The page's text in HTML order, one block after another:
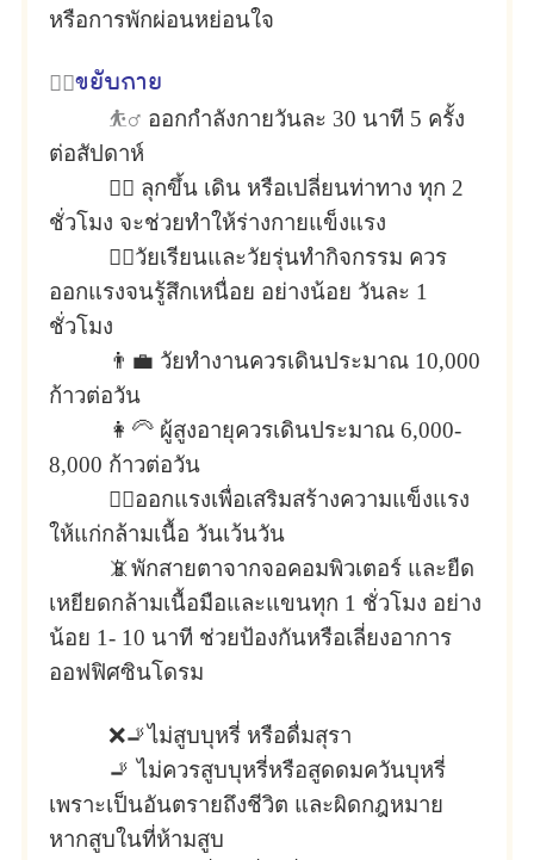
หรือการพักผ่อนหย่อนใจ
🏃‍♀️ขยับกาย
⛹️‍♂️ ออกกำลังกายวันละ 30 นาที 5 ครั้ง
ต่อสัปดาห์
🚶‍♂️ ลุกขึ้น เดิน หรือเปลี่ยนท่าทาง ทุก 2
ชั่วโมง จะช่วยทำให้ร่างกายแข็งแรง
🦸‍♂️วัยเรียนและวัยรุ่นทำกิจกรรม ควร
ออกแรงจนรู้สึกเหนื่อย อย่างน้อย วันละ 1
ชั่วโมง
👨‍💼 วัยทำงานควรเดินประมาณ 10,000
ก้าวต่อวัน
👩‍🦳 ผู้สูงอายุควรเดินประมาณ 6,000-
8,000 ก้าวต่อวัน
🏋️‍♀️ออกแรงเพื่อเสริมสร้างความแข็งแรง
ให้แก่กล้ามเนื้อ วันเว้นวัน
📵พักสายตาจากจอคอมพิวเตอร์ และยืด
เหยียดกล้ามเนื้อมือและแขนทุก 1 ชั่วโมง อย่าง
น้อย 1- 10 นาที ช่วยป้องกันหรือเลี่ยงอาการ
ออฟฟิศซินโดรม
❌🚬ไม่สูบบุหรี่ หรือดื่มสุรา
🚬 ไม่ควรสูบบุหรี่หรือสูดดมควันบุหรี่
เพราะเป็นอันตรายถึงชีวิต และผิดกฎหมาย
หากสูบในที่ห้ามสูบ